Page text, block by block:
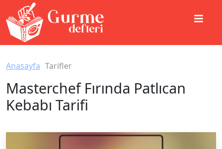
Anasayfa Tarifler
Masterchef Fırında Patlıcan
Kebabı Tarifi